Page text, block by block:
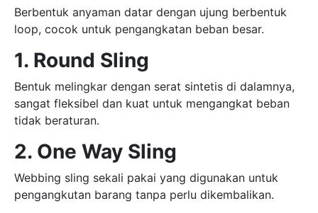
Berbentuk anyaman datar dengan ujung berbentuk
loop, cocok untuk pengangkatan beban besar.
1. Round Sling
Bentuk melingkar dengan serat sintetis di dalamnya,
sangat fleksibel dan kuat untuk mengangkat beban
tidak beraturan.
2. One Way Sling
Webbing sling sekali pakai yang digunakan untuk
pengangkutan barang tanpa perlu dikembalikan.